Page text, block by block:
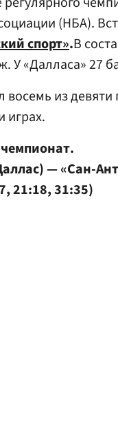
(НБА).
спорт».В
У «Далласа» 27
восемь из
играх.
— «Сан-
21:18, 31:35)